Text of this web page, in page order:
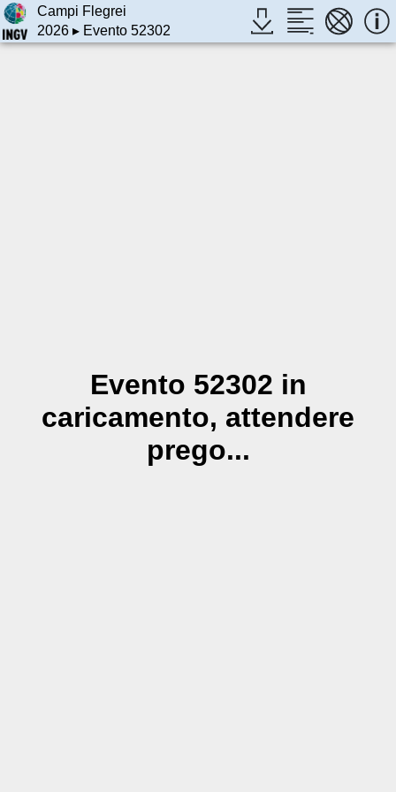
Campi Flegrei
2026▸ Evento 52302
Evento 52302 in
caricamento, attendere
prego...